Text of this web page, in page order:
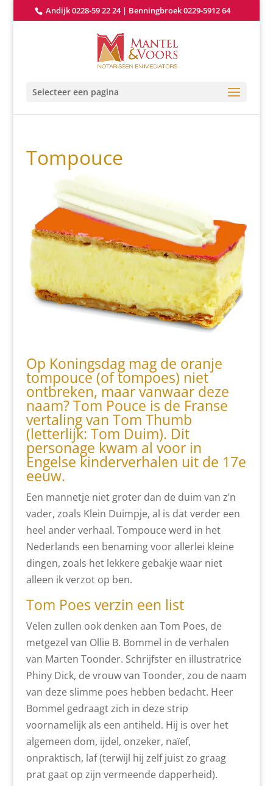
Andijk 0228-59 22 24| Benningbroek 0229-5912 64
Selecteer een pagina
Tompouce
Op Koningsdag mag de oranje
tompouce (of tompoes) niet
ontbreken, maar vanwaar deze
naam? Tom Pouce is de Franse
vertaling van Tom Thumb
(letterlijk: Tom Duim). Dit
personage kwam al voor in
Engelse kinderverhalen uit de 17e
eeuw.
Een mannetje niet groter dan de duim van z’n
vader, zoals Klein Duimpje, al is dat verder een
heel ander verhaal. Tompouce werd in het
Nederlands een benaming voor allerlei kleine
dingen, zoals het lekkere gebakje waar niet
alleen ik verzot op ben.
Tom Poes verzin een list
Velen zullen ook denken aan Tom Poes, de
metgezel van Ollie B. Bommel in de verhalen
van Marten Toonder. Schrijfster en illustratrice
Phiny Dick, de vrouw van Toonder, zou de naam
van deze slimme poes hebben bedacht. Heer
Bommel gedraagt zich in deze strip
voornamelijk als een antiheld. Hij is over het
algemeen dom, ijdel, onzeker, naïef,
onpraktisch, laf (terwijl hij zelf juist zo graag
prat gaat op zijn vermeende dapperheid).